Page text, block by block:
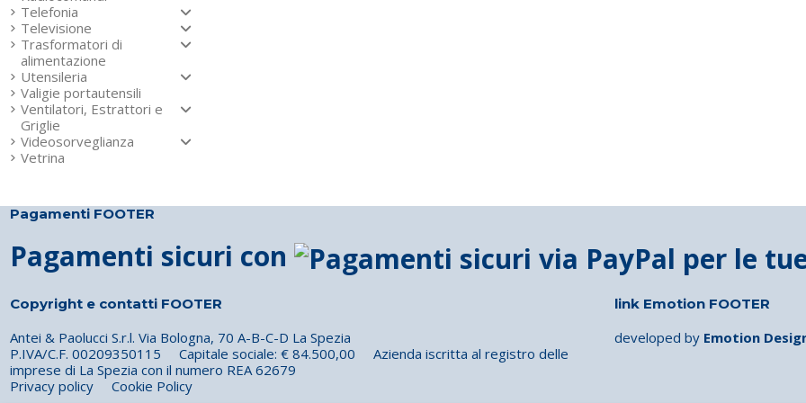
Telefonia
Televisione
Trasformatori di
alimentazione
Utensileria
Valigie portautensili
Ventilatori, Estrattori e
Griglie
Videosorveglianza
Vetrina
Pagamenti FOOTER
Pagamenti sicuri con
Copyright e contatti FOOTER
Antei & Paolucci S.r.l. Via Bologna, 70 A-B-C-D La Spezia
P.IVA/C.F. 00209350115 Capitale sociale: € 84.500,00 Azienda iscritta al registro delle
imprese di La Spezia con il numero REA 62679
Privacy policy
Cookie Policy
link Emotion FOOTER
developed by Emotion